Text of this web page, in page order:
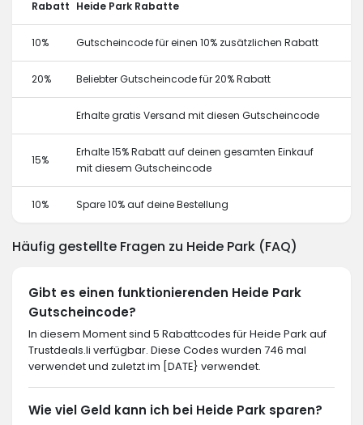
Rabatt Heide Park Rabatte
10% Gutscheincode für einen 10% zusätzlichen Rabatt
20% Beliebter Gutscheincode für 20% Rabatt
Erhalte gratis Versand mit diesen Gutscheincode
15%
Erhalte 15% Rabatt auf deinen gesamten Einkauf
mit diesem Gutscheincode
10% Spare 10% auf deine Bestellung
Häufig gestellte Fragen zu Heide Park (FAQ)
Gibt es einen funktionierenden Heide Park
Gutscheincode?
In diesem Moment sind 5 Rabattcodes für Heide Park auf
Trustdeals.li verfügbar. Diese Codes wurden 746 mal
verwendet und zuletzt im [DATE} verwendet.
Wie viel Geld kann ich bei Heide Park sparen?